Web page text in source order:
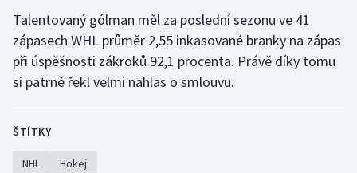
Talentovaný gólman měl za poslední sezonu ve 41
zápasech WHL průměr 2,55 inkasované branky na zápas
při úspěšnosti zákroků 92,1 procenta. Právě díky tomu
si patrně řekl velmi nahlas o smlouvu.
ŠTÍTKY
NHL Hokej